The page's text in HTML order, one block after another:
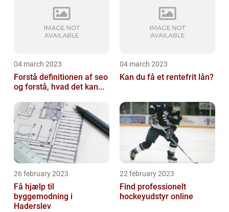
04 march 2023
Forstå definitionen af seo
og forstå, hvad det kan...
04 march 2023
Kan du få et rentefrit lån?
26 february 2023
Få hjælp til
byggemodning i
Haderslev
22 february 2023
Find professionelt
hockeyudstyr online